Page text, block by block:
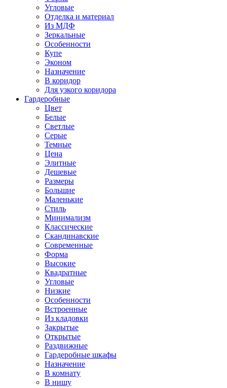
Угловые
Отделка и материал
Из МДФ
Зеркальные
Особенности
Купе
Эконом
Назначение
В коридор
Для узкого коридора
Гардеробные
Цвет
Белые
Светлые
Серые
Темные
Цена
Элитные
Дешевые
Размеры
Большие
Маленькие
Стиль
Минимализм
Классические
Скандинавские
Современные
Форма
Высокие
Квадратные
Угловые
Низкие
Особенности
Встроенные
Из кладовки
Закрытые
Открытые
Раздвижные
Гардеробные шкафы
Назначение
В комнату
В нишу